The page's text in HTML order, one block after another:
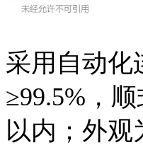
采用自动化
≥99.5%，
以内；外观